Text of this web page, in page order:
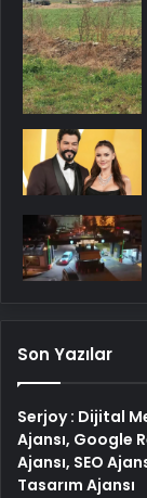
Son Yazılar
Serjoy : Dijital
Ajansı, Google
Ajansı, SEO
Tasarım Ajansı